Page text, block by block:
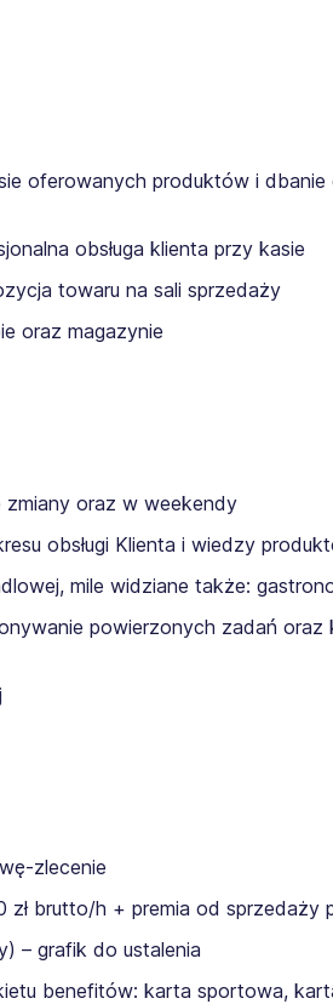
oferowanych produktów i dbanie
obsługa klienta przy kasie
towaru na sali sprzedaży
oraz magazynie
oraz w weekendy
obsługi Klienta i wiedzy
mile widziane także:
powierzonych zadań
zlecenie
zł brutto/h + premia od sprzedaży
– grafik do ustalenia
benefitów: karta sportowa,